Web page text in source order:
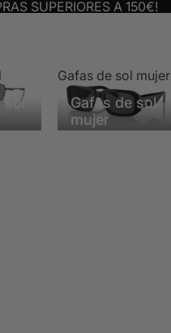
SUPERIORES A 150€!
sol
Gafas de sol mujer
Gafas de sol
mujer